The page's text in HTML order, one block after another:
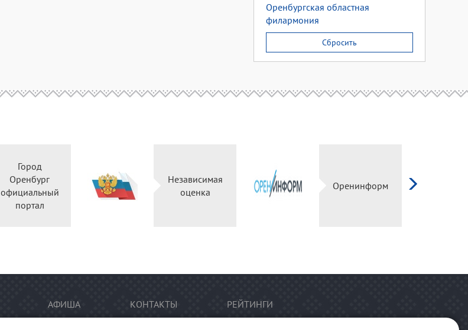
Оренбургская областная
филармония
Сбросить
Город
Оренбург
официальный
портал
Независимая
оценка
Оренинформ
АФИША КОНТАКТЫ РЕЙТИНГИ